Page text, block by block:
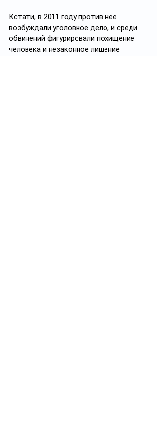
Кстати, в 2011 году против нее
возбуждали уголовное дело, и среди
обвинений фигурировали похищение
человека и незаконное лишение